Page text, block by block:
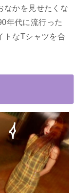
なかを見せたくな
年代に流行った
トなTシャツを合